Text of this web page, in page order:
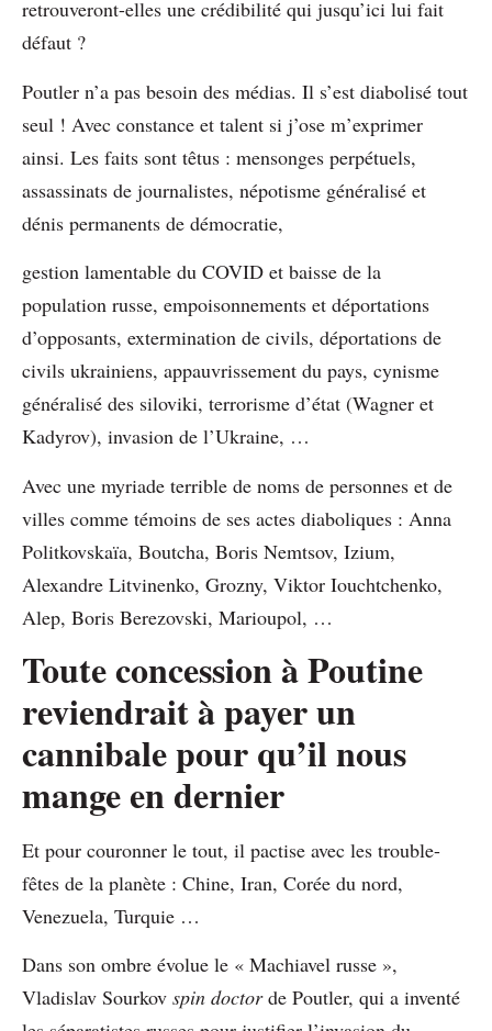
retrouveront-elles une crédibilité qui jusqu’ici lui fait
défaut ?
Poutler n’a pas besoin des médias. Il s’est diabolisé tout
seul ! Avec constance et talent si j’ose m’exprimer
ainsi. Les faits sont têtus : mensonges perpétuels,
assassinats de journalistes, népotisme généralisé et
dénis permanents de démocratie,
gestion lamentable du COVID et baisse de la
population russe, empoisonnements et déportations
d’opposants, extermination de civils, déportations de
civils ukrainiens, appauvrissement du pays, cynisme
généralisé des siloviki, terrorisme d’état (Wagner et
Kadyrov), invasion de l’Ukraine, …
Avec une myriade terrible de noms de personnes et de
villes comme témoins de ses actes diaboliques : Anna
Politkovskaïa, Boutcha, Boris Nemtsov, Izium,
Alexandre Litvinenko, Grozny, Viktor Iouchtchenko,
Alep, Boris Berezovski, Marioupol, …
Toute concession à Poutine
reviendrait à payer un
cannibale pour qu’il nous
mange en dernier
Et pour couronner le tout, il pactise avec les trouble-
fêtes de la planète : Chine, Iran, Corée du nord,
Venezuela, Turquie …
Dans son ombre évolue le « Machiavel russe »,
Vladislav Sourkov spin doctorde Poutler, qui a inventé